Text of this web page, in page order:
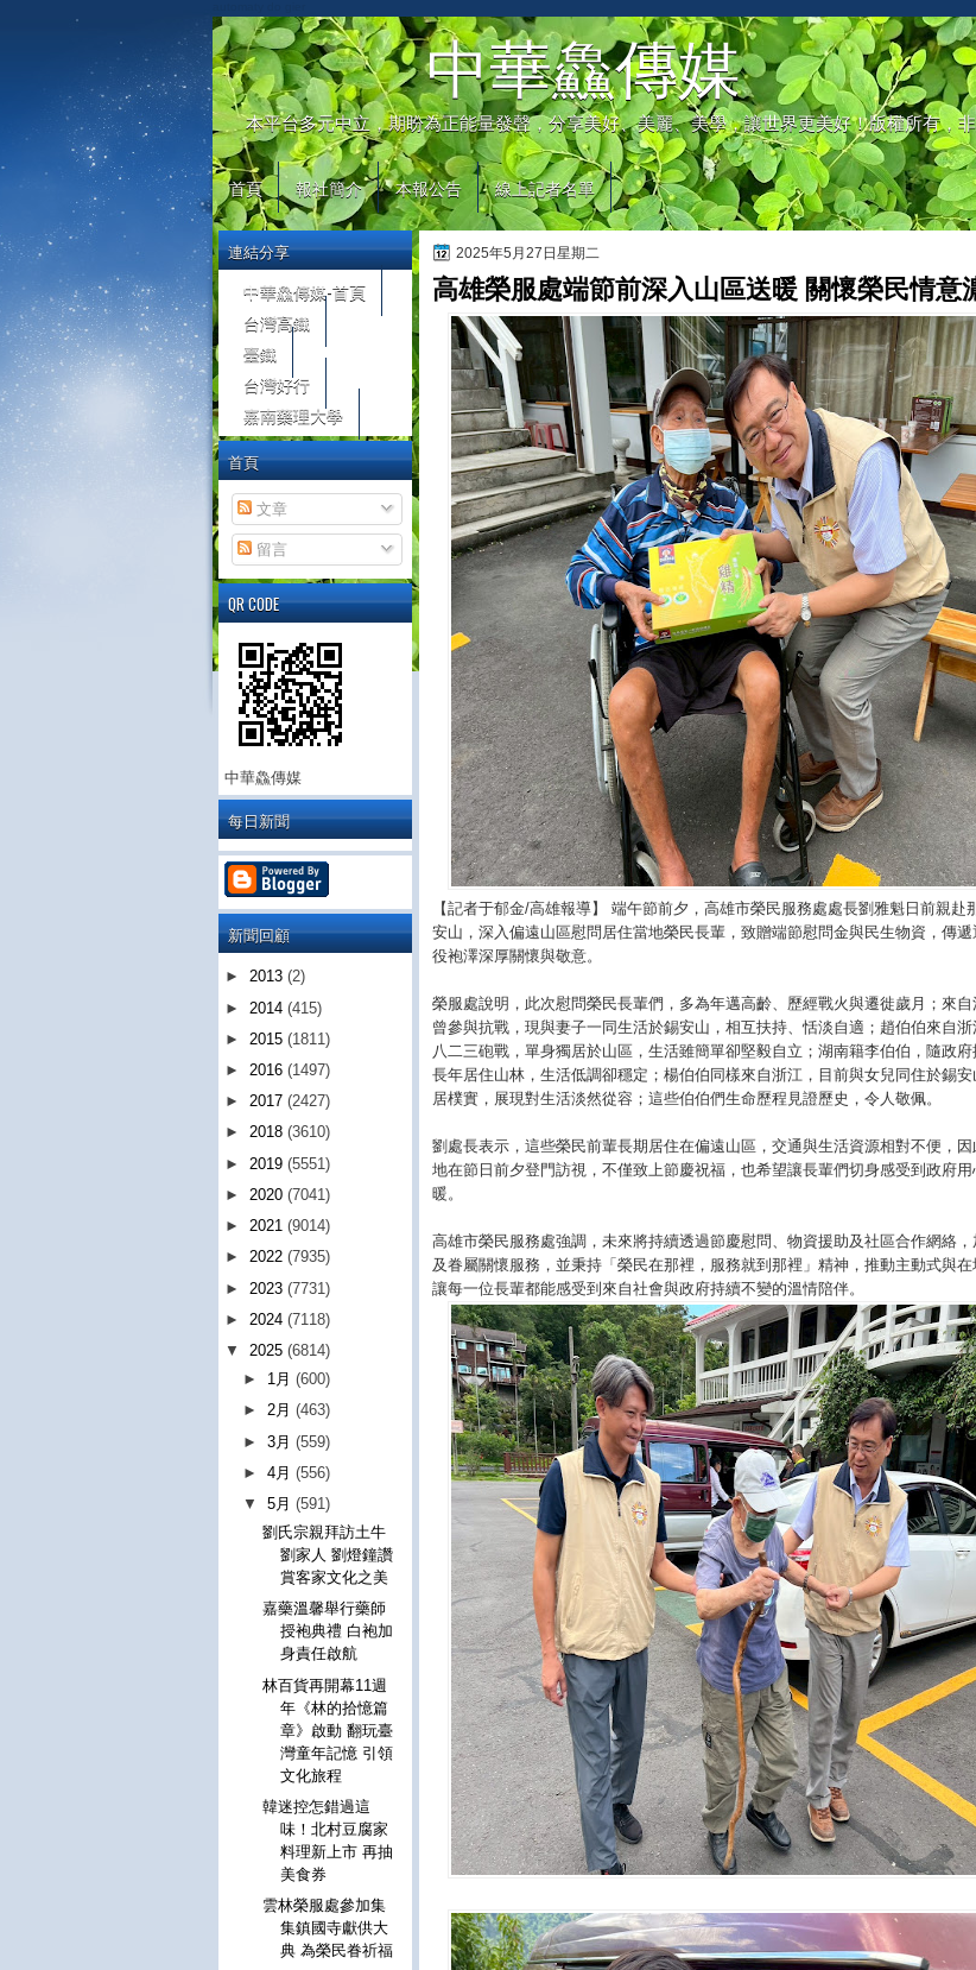
中華鱻傳媒
本平台多元中立，期盼為正能量發聲，分享美好、美麗、美學，讓世界更美好！版權所有，
首頁 報社簡介 本報公告 線上記者名單
2025年5月27日星期二
高雄榮服處端節前深入山區送暖 關懷榮民情意
【記者于郁金/高雄報導】 端午節前夕，高雄市榮民服務處處長劉雅魁日前親赴
安山，深入偏遠山區慰問居住當地榮民長輩，致贈端節慰問金與民生物資，傳遞
役袍澤深厚關懷與敬意。
榮服處說明，此次慰問榮民長輩們，多為年邁高齡、歷經戰火與遷徙歲月；來自
曾參與抗戰，現與妻子一同生活於錫安山，相互扶持、恬淡自適；趙伯伯來自
八二三砲戰，單身獨居於山區，生活雖簡單卻堅毅自立；湖南籍李伯伯，隨政府
長年居住山林，生活低調卻穩定；楊伯伯同樣來自浙江，目前與女兒同住於錫安
居樸實，展現對生活淡然從容；這些伯伯們生命歷程見證歷史，令人敬佩。
劉處長表示，這些榮民前輩長期居住在偏遠山區，交通與生活資源相對不便，
地在節日前夕登門訪視，不僅致上節慶祝福，也希望讓長輩們切身感受到政府用
暖。
高雄市榮民服務處強調，未來將持續透過節慶慰問、物資援助及社區合作網絡，
及眷屬關懷服務，並秉持「榮民在那裡，服務就到那裡」精神，推動主動式與在
讓每一位長輩都能感受到來自社會與政府持續不變的溫情陪伴。
連結分享
中華鱻傳媒-首頁
台灣高鐵
臺鐵
台灣好行
嘉南藥理大學
首頁
文章
留言
QR CODE
中華鱻傳媒
每日新聞
新聞回顧
► 2013 (2)
► 2014 (415)
► 2015 (1811)
► 2016 (1497)
► 2017 (2427)
► 2018 (3610)
► 2019 (5551)
► 2020 (7041)
► 2021 (9014)
► 2022 (7935)
► 2023 (7731)
► 2024 (7118)
▼ 2025 (6814)
► 1月(600)
►2月(463)
►3月(559)
►4月(556)
▼5月(591)
劉氏宗親拜訪土牛
劉家人 劉燈鐘讚
賞客家文化之美
嘉藥溫馨舉行藥師
授袍典禮 白袍加
身責任啟航
林百貨再開幕11週
年《林的拾憶篇
章》啟動 翻玩臺
灣童年記憶 引領
文化旅程
韓迷控怎錯過這
味！北村豆腐家
料理新上市 再抽
美食券
雲林榮服處參加集
集鎮國寺獻供大
典 為榮民眷祈福